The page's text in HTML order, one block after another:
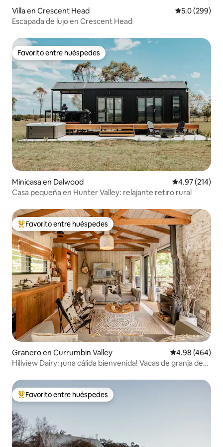
Villa en Crescent Head Calificación
5.0 (299)
Escapada de lujo en Crescent Head
Favorito entre huéspedes
Favorito entre huéspedes
Minicasa en Dalwood Calificación
4.97 (214)
Casa pequeña en Hunter Valley: relajante retiro rural
De los mejores en Favorito entre huéspedes
Favorito entre huéspedes
Granero en Currumbin Valley Calificación
4.98 (464)
Hillview Dairy: ¡una cálida bienvenida! Vacas de granja de
De los mejores en Favorito entre huéspedes
Favorito entre huéspedes